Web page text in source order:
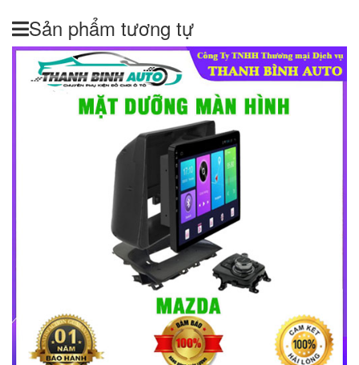
Sản phẩm tương tự